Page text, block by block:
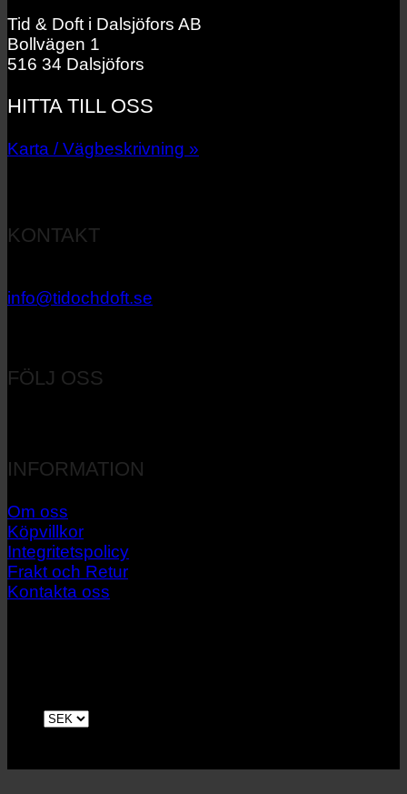
Tid & Doft i Dalsjöfors AB
Bollvägen 1
516 34 Dalsjöfors
HITTA TILL OSS
Karta / Vägbeskrivning »
KONTAKT
info@tidochdoft.se
FÖLJ OSS
INFORMATION
Om oss
Köpvillkor
Integritetspolicy
Frakt och Retur
Kontakta oss